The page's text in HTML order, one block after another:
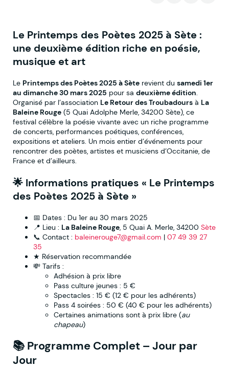
Le Printemps des Poètes 2025 à Sète :
une deuxième édition riche en poésie,
musique et art
Le Printemps des Poètes 2025 à Sète revient du samedi 1er
au dimanche 30 mars 2025 pour sa deuxième édition.
Organisé par l’association Le Retour des Troubadours à La
Baleine Rouge (5 Quai Adolphe Merle, 34200 Sète), ce
festival célèbre la poésie vivante avec un riche programme
de concerts, performances poétiques, conférences,
expositions et ateliers. Un mois entier d’événements pour
rencontrer des poètes, artistes et musiciens d’Occitanie, de
France et d’ailleurs.
🌟 Informations pratiques « Le Printemps
des Poètes 2025 à Sète »
📅 Dates : Du 1er au 30 mars 2025
📍 Lieu : La Baleine Rouge, 5 Quai A. Merle, 34200 Sète
📞 Contact : baleinerouge7@gmail.com | 07 49 39 27
35
★ Réservation recommandée
💸 Tarifs :
Adhésion à prix libre
Pass culture jeunes : 5 €
Spectacles : 15 € (12 € pour les adhérents)
Pass 4 soirées : 50 € (40 € pour les adhérents)
Certaines animations sont à prix libre (au
chapeau)
📚 Programme Complet – Jour par
Jour